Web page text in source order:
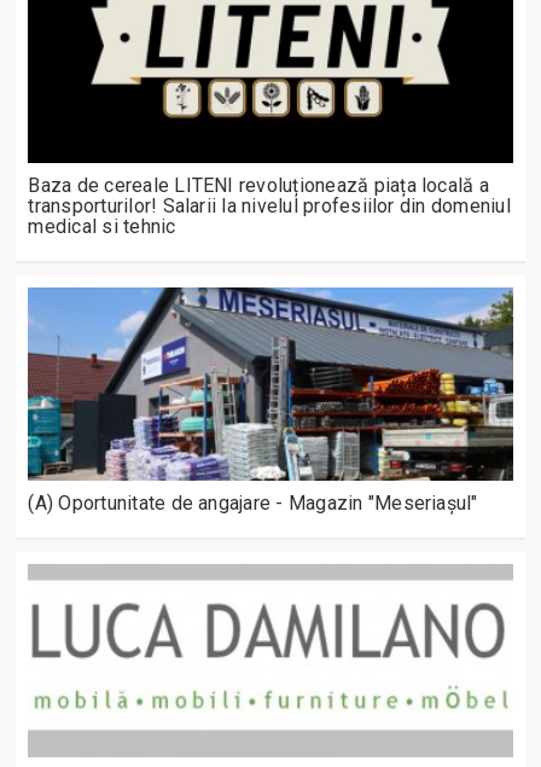
Baza de cereale LITENI revoluționează piața locală a
transporturilor! Salarii la nivelul profesiilor din domeniul
medical si tehnic
(A) Oportunitate de angajare - Magazin "Meseriașul"